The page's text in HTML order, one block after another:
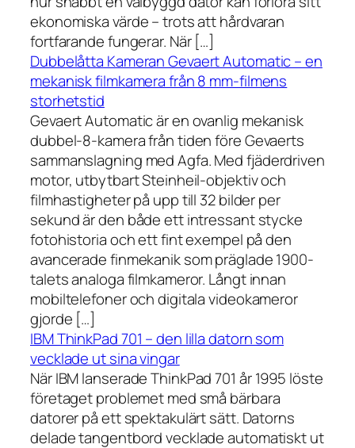
ekonomiska värde – trots att hårdvaran
fortfarande fungerar. När […]
Dubbelåtta Kameran Gevaert Automatic – en
mekanisk filmkamera från 8 mm-filmens
storhetstid
Gevaert Automatic är en ovanlig mekanisk
dubbel-8-kamera från tiden före Gevaerts
sammanslagning med Agfa. Med fjäderdriven
motor, utbytbart Steinheil-objektiv och
filmhastigheter på upp till 32 bilder per
sekund är den både ett intressant stycke
fotohistoria och ett fint exempel på den
avancerade finmekanik som präglade 1900-
talets analoga filmkameror. Långt innan
mobiltelefoner och digitala videokameror
gjorde […]
IBM ThinkPad 701 – den lilla datorn som
vecklade ut sina vingar
När IBM lanserade ThinkPad 701 år 1995 löste
företaget problemet med små bärbara
datorer på ett spektakulärt sätt. Datorns
delade tangentbord vecklade automatiskt ut